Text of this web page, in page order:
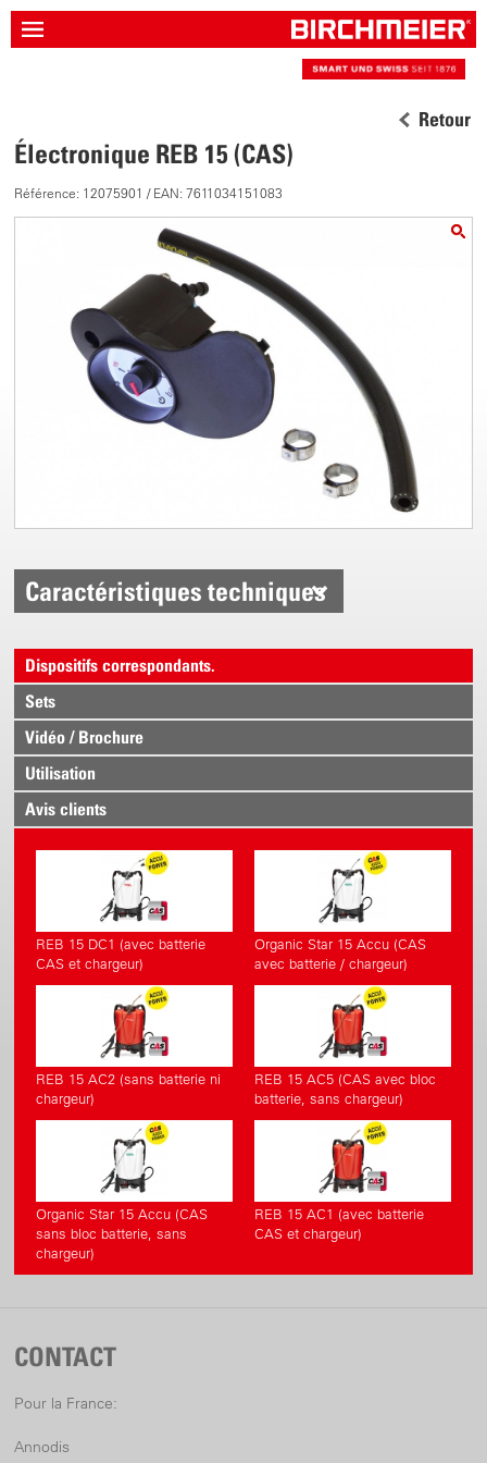
Retour
Électronique REB 15 (CAS)
Référence: 12075901 / EAN: 7611034151083
Caractéristiques techniques
Dispositifs correspondants.
Sets
Vidéo / Brochure
Utilisation
Avis clients
REB 15 DC1 (avec batterie
CAS et chargeur)
Organic Star 15 Accu (CAS
avec batterie / chargeur)
REB 15 AC2 (sans batterie ni
chargeur)
REB 15 AC5 (CAS avec bloc
batterie, sans chargeur)
Organic Star 15 Accu (CAS
sans bloc batterie, sans
chargeur)
REB 15 AC1 (avec batterie
CAS et chargeur)
CONTACT
Pour la France:
Annodis